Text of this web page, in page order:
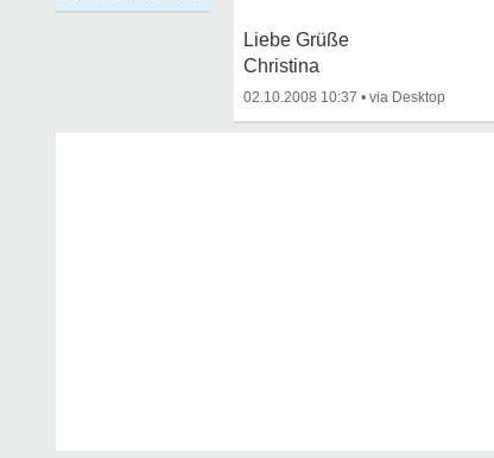
Liebe Grüße
Christina
02.10.2008 10:37 •